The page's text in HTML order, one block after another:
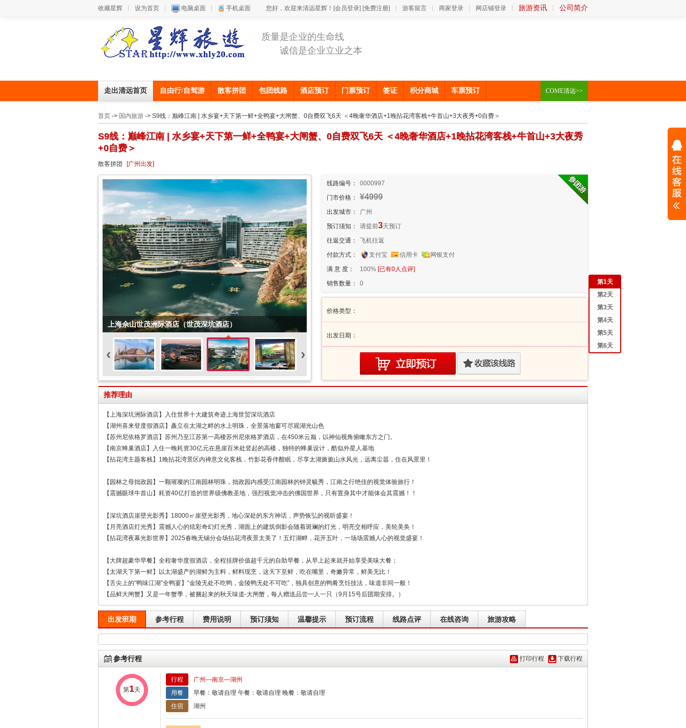
收藏星辉 设为首页 电脑桌面 手机桌面 您好，欢迎来清远星辉！ [会员登录] [免费注册] 游客留言 商家登录 网店铺登录 旅游资讯 公司简介
质量是企业的生命线
诚信是企业立业之本
走出清远首页 自由行/自驾游 散客拼团 包团线路 酒店预订 门票预订 签证 积分商城 车票预订 COME清远>>
首页 -> 国内旅游 -> S9线：巅峰江南 | 水乡宴+天下第一鲜+全鸭宴+大闸蟹、0自费双飞6天 ＜4晚奢华酒店+1晚拈花湾客栈+牛首山+3大夜秀+0自费＞
S9线：巅峰江南 | 水乡宴+天下第一鲜+全鸭宴+大闸蟹、0自费双飞6天 ＜4晚奢华酒店+1晚拈花湾客栈+牛首山+3大夜秀
+0自费＞
散客拼团 [广州出发]
上海佘山世茂洲际酒店（世茂深坑酒店）
‹ ›
线路编号：
0000997
门市价格：
¥4999
出发城市：
广州
预订须知：
请提前3天预订
往返交通：
飞机往返
付款方式：
支付宝 信用卡
网银支付
满 意 度：
100% [已有0人点评]
销售数量：
0
价格类型：
出发日期：
推荐理由
【上海深坑洲际酒店】入住世界十大建筑奇迹上海世贸深坑酒店
【湖州喜来登度假酒店】矗立在太湖之畔的水上明珠，全景落地窗可尽观湖光山色
【苏州尼依格罗酒店】苏州乃至江苏第一高楼苏州尼依格罗酒店，在450米云巅，以神仙视角俯瞰东方之门。
【南京蜂巢酒店】入住一晚耗资30亿元在悬崖百米处竖起的高楼，独特的蜂巢设计，酷似外星人基地
【拈花湾主题客栈】1晚拈花湾景区内禅意文化客栈，竹影花香伴酣眠，尽享太湖旖旎山水风光，远离尘嚣，住在风景里！
【园林之母拙政园】一颗璀璨的江南园林明珠，拙政园内感受江南园林的钟灵毓秀，江南之行绝佳的视觉体验旅行！
【震撼眼球牛首山】耗资40亿打造的世界级佛教圣地，强烈视觉冲击的佛国世界，只有置身其中才能体会其震撼！！
【深坑酒店崖壁光影秀】18000㎡崖壁光影秀，地心深处的东方神话，声势恢弘的视听盛宴！
【月亮酒店灯光秀】震撼人心的炫彩奇幻灯光秀，湖面上的建筑倒影会随着斑斓的灯光，明亮交相呼应，美轮美奂！
【拈花湾夜幕光影世界】2025春晚无锡分会场拈花湾夜景太美了！五灯湖畔，花开五叶，一场场震撼人心的视觉盛宴！
【大牌超豪华早餐】全程奢华度假酒店，全程挂牌价值超千元的自助早餐，从早上起来就开始享受美味大餐；
【太湖天下第一鲜】以太湖盛产的湖鲜为主料，鲜料现烹，这天下至鲜，吃在嘴里，奇嫩异常，鲜美无比！
【舌尖上的“鸭味江湖”全鸭宴】“金陵无处不吃鸭，金陵鸭无处不可吃”，独具创意的鸭肴烹饪技法，味道非同一般！
【品鲜大闸蟹】又是一年蟹季，被捆起来的秋天味道-大闸蟹，每人赠送品尝一人一只（9月15号后团期安排。）
出发班期 参考行程 费用说明 预订须知 温馨提示 预订流程 线路点评 在线咨询 旅游攻略
打印行程 下载行程
参考行程
第1天
行程
广州—南京—湖州
用餐
早餐：敬请自理 午餐：敬请自理 晚餐：敬请自理
住宿
湖州
第1天
第2天
第3天
第4天
第5天
第6天